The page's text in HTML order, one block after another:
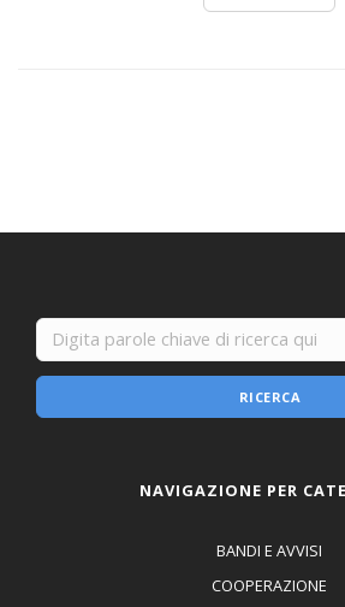
RICERCA
NAVIGAZIONE PER
BANDI E AVVISI
COOPERAZIONE